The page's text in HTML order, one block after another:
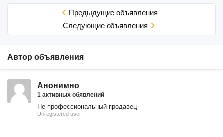
Предыдущие объявления
Cледующие объявления
Автор объявления
Анонимно
1 активных обявлений
Не профессиональный продавец
Unregistered user